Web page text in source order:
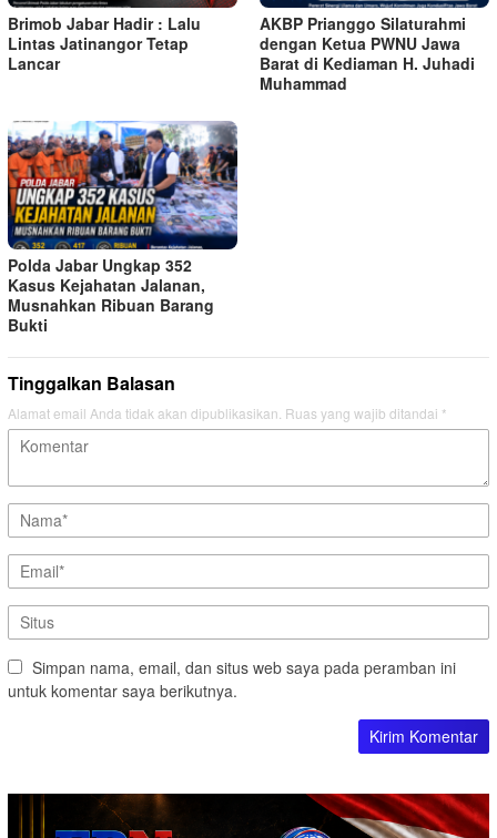
Brimob Jabar Hadir : Lalu
Lintas Jatinangor Tetap
Lancar
AKBP Prianggo Silaturahmi
dengan Ketua PWNU Jawa
Barat di Kediaman H. Juhadi
Muhammad
Polda Jabar Ungkap 352
Kasus Kejahatan Jalanan,
Musnahkan Ribuan Barang
Bukti
Tinggalkan Balasan
Alamat email Anda tidak akan dipublikasikan. Ruas yang wajib ditandai *
Simpan nama, email, dan situs web saya pada peramban ini
untuk komentar saya berikutnya.